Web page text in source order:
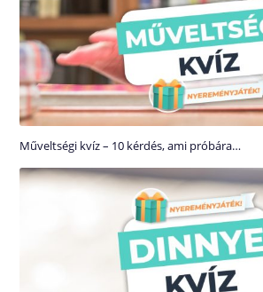
Műveltségi kvíz – 10 kérdés, ami próbára…